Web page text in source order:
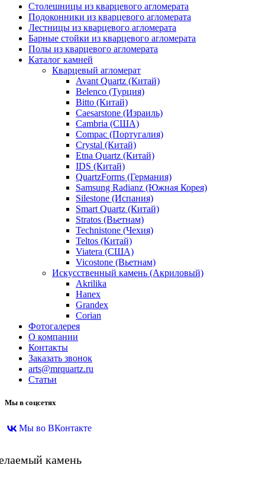
Столешницы из кварцевого агломерата
Подоконники из кварцевого агломерата
Лестницы из кварцевого агломерата
Барные стойки из кварцевого агломерата
Полы из кварцевого агломерата
Каталог камней
Кварцевый агломерат
Avant Quartz (Китай)
Belenco (Турция)
Bitto (Китай)
Caesarstone (Израиль)
Cambria (США)
Compac (Португалия)
Crystal (Китай)
Etna Quartz (Китай)
IDS (Китай)
QuartzForms (Германия)
Samsung Radianz (Южная Корея)
Silestone (Испания)
Smart Quartz (Китай)
Stratos (Вьетнам)
Technistone (Чехия)
Teltos (Китай)
Viatera (США)
Vicostone (Вьетнам)
Искусственный камень (Акриловый)
Akrilika
Hanex
Grandex
Corian
Фотогалерея
О компании
Контакты
Заказать звонок
arts@mrquartz.ru
Статьи
Мы в соцсетях
Мы во ВКонтакте
камень